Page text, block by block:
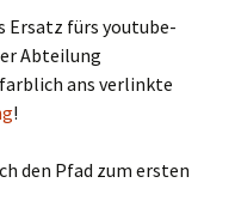
Ersatz fürs youtube-
Abteilung
ans verlinkte
!
den Pfad zum ersten